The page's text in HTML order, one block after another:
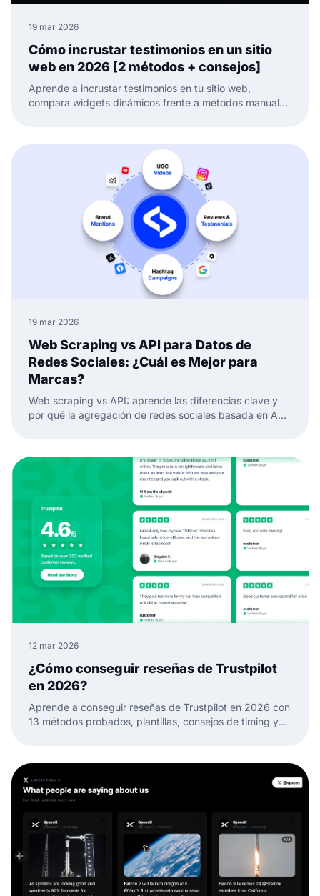
19 mar 2026
Cómo incrustar testimonios en un sitio
web en 2026 [2 métodos + consejos]
Aprende a incrustar testimonios en tu sitio web,
compara widgets dinámicos frente a métodos manuales
19 mar 2026
Web Scraping vs API para Datos de
Redes Sociales: ¿Cuál es Mejor para
Marcas?
Web scraping vs API: aprende las diferencias clave y
por qué la agregación de redes sociales basada en API
12 mar 2026
¿Cómo conseguir reseñas de Trustpilot
en 2026?
Aprende a conseguir reseñas de Trustpilot en 2026 con
13 métodos probados, plantillas, consejos de timing y